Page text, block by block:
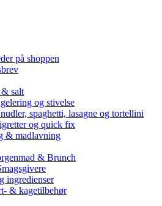
på shoppen
salt
og stivelse
spaghetti, lasagne og tortellini
og quick fix
& madlavning
& Brunch
ingredienser
& kagetilbehør